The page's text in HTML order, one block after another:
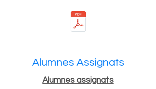
Alumnes Assignats
Alumnes assignats